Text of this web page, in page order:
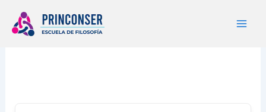
contenido